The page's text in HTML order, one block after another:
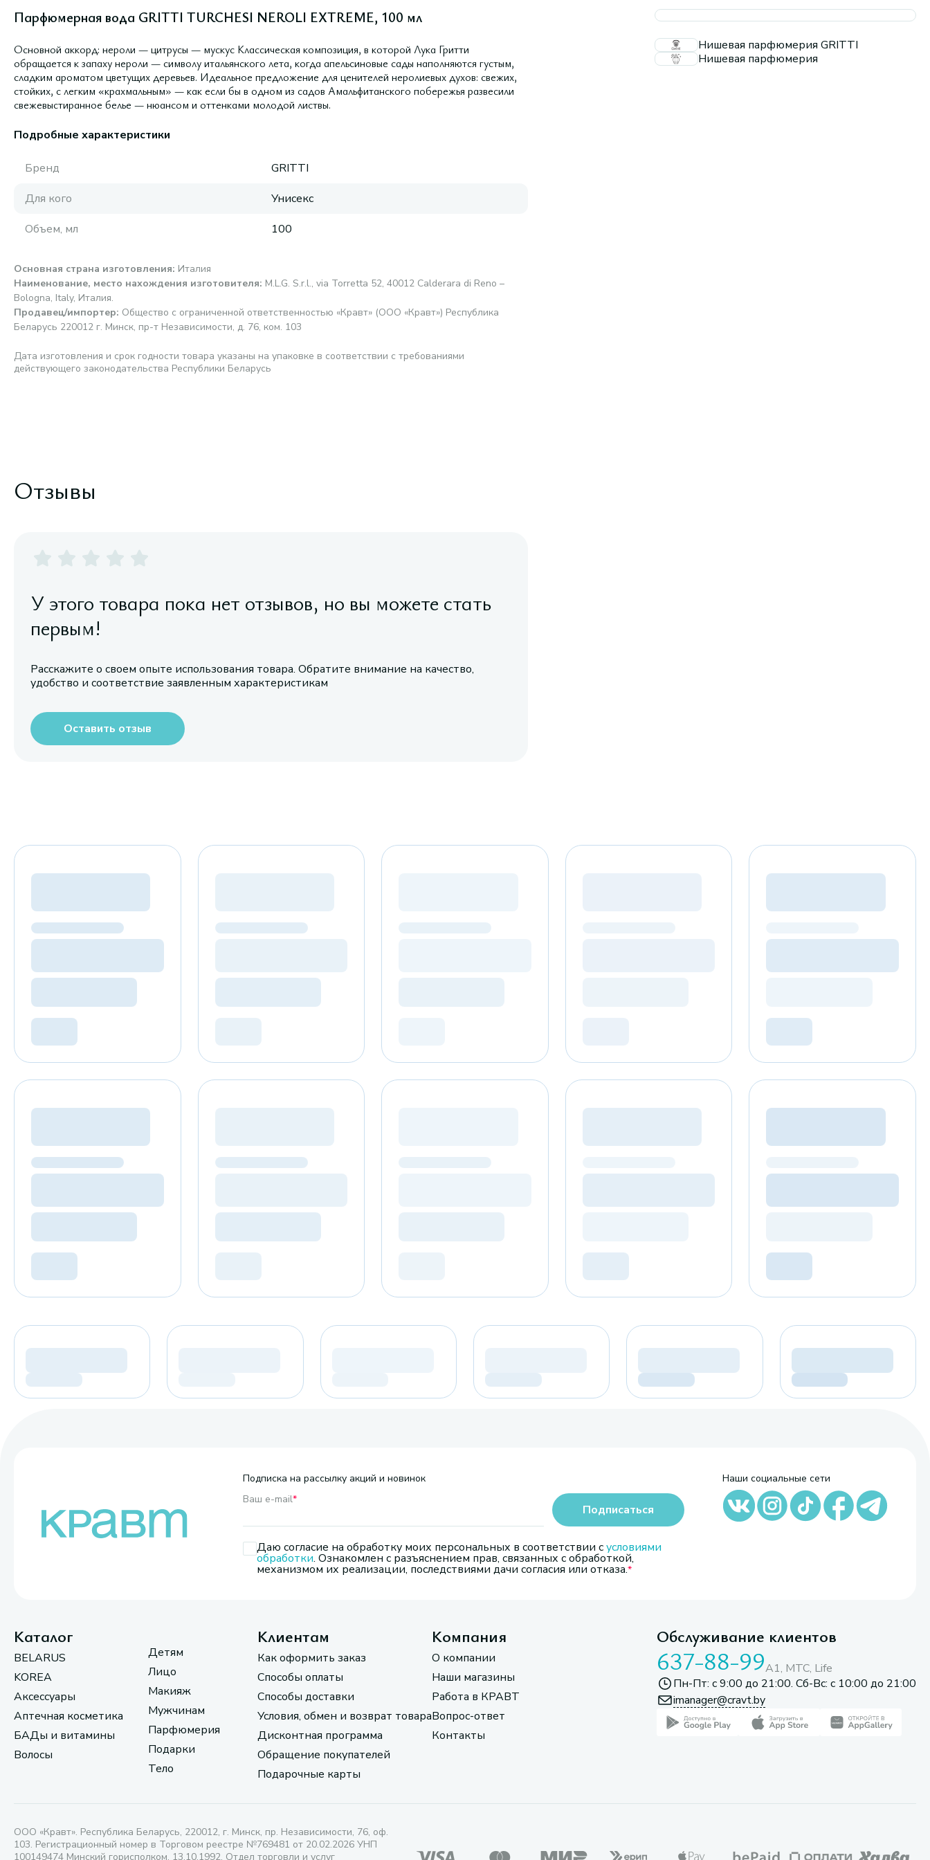
Парфюмерная вода GRITTI TURCHESI NEROLI EXTREME, 100 мл
Основной аккорд: нероли — цитрусы — мускус Классическая композиция, в которой Лука Гритти
обращается к запаху нероли — символу итальянского лета, когда апельсиновые сады наполняются густым,
сладким ароматом цветущих деревьев. Идеальное предложение для ценителей неролиевых духов: свежих,
стойких, с легким «крахмальным» — как если бы в одном из садов Амальфитанского побережья развесили
свежевыстиранное белье — нюансом и оттенками молодой листвы.
Подробные характеристики
Бренд
GRITTI
Для кого
Унисекс
Объем, мл
100
Основная страна изготовления: Италия
Наименование, место нахождения изготовителя: M.L.G. S.r.l., via Torretta 52, 40012 Calderara di Reno –
Bologna, Italy, Италия.
Продавец/импортер: Общество с ограниченной ответственностью «Кравт» (ООО «Кравт») Республика
Беларусь 220012 г. Минск, пр-т Независимости, д. 76, ком. 103
Дата изготовления и срок годности товара указаны на упаковке в соответствии с требованиями
действующего законодательства Республики Беларусь
Нишевая парфюмерия GRITTI
Нишевая парфюмерия
Отзывы
У этого товара пока нет отзывов, но вы можете стать
первым!
Расскажите о своем опыте использования товара. Обратите внимание на качество,
удобство и соответствие заявленным характеристикам
Оставить отзыв
Подписка на рассылку акций и новинок
Ваш e-mail*
Даю согласие на обработку моих персональных в соответствии сусловиями
обработки. Ознакомлен с разъяснением прав, связанных с обработкой,
механизмом их реализации, последствиями дачи согласия или отказа.
Подписаться
Наши социальные сети
Каталог
BELARUS
KOREA
Аксессуары
Аптечная косметика
БАДы и витамины
Волосы
Детям
Лицо
Макияж
Мужчинам
Парфюмерия
Подарки
Тело
Клиентам
Как оформить заказ
Способы оплаты
Способы доставки
Условия, обмен и возврат товара
Дисконтная программа
Обращение покупателей
Подарочные карты
Компания
О компании
Наши магазины
Работа в КРАВТ
Вопрос-ответ
Контакты
Обслуживание клиентов
637-88-99A1, МТС, Life
Пн-Пт: с 9:00 до 21:00. Сб-Вс: с 10:00 до 21:00
imanager@cravt.by
ООО «Кравт». Республика Беларусь, 220012, г. Минск, пр. Независимости, 76, оф.
103. Регистрационный номер в Торговом реестре №769481 от 20.02.2026 УНП
100149474 Минский горисполком, 13.10.1992. Отдел торговли и услуг